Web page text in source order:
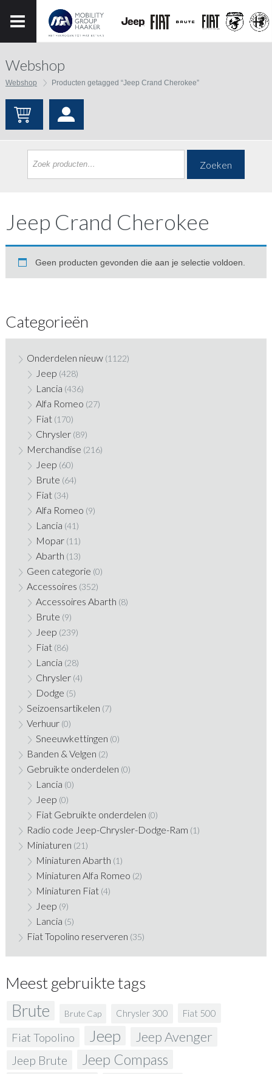
Webshop
Webshop Producten getagged “Jeep Crand Cherokee”
Zoeken
Jeep Crand Cherokee
Geen producten gevonden die aan je selectie voldoen.
Categorieën
Onderdelen nieuw (1122)
Jeep (428)
Lancia (436)
Alfa Romeo (27)
Fiat (170)
Chrysler (89)
Merchandise (216)
Jeep (60)
Brute (64)
Fiat (34)
Alfa Romeo (9)
Lancia (41)
Mopar (11)
Abarth (13)
Geen categorie (0)
Accessoires (352)
Accessoires Abarth (8)
Brute (9)
Jeep (239)
Fiat (86)
Lancia (28)
Chrysler (4)
Dodge (5)
Seizoensartikelen (7)
Verhuur (0)
Sneeuwkettingen (0)
Banden & Velgen (2)
Gebruikte onderdelen (0)
Lancia (0)
Jeep (0)
Fiat Gebruikte onderdelen (0)
Radio code Jeep-Chrysler-Dodge-Ram (1)
Miniaturen (21)
Miniaturen Abarth (1)
Miniaturen Alfa Romeo (2)
Miniaturen Fiat (4)
Jeep (9)
Lancia (5)
Fiat Topolino reserveren (35)
Meest gebruikte tags
Brute Brute Cap Chrysler 300 Fiat 500
Fiat Topolino Jeep Jeep Avenger
Jeep Brute Jeep Compass